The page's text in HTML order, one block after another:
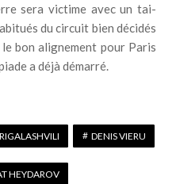
sera victime avec un tai-
du circuit bien décidés
bon alignement pour Paris
a déjà démarré.
DENIS VIERU
HEYDAROV